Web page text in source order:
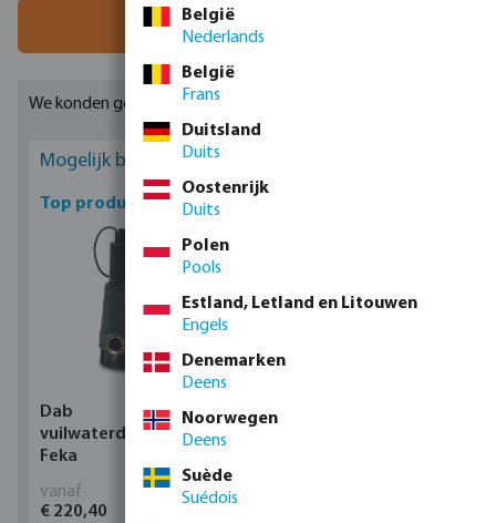
Hoogwaardige drukverhogingsinstallaties zoals de DAB Esybox
zijn ook verkrijgbaar in deze webshop.
Filter
We konden geen geschikte resultaten vinden
Mogelijk bent u geïnteresseerd
Top producten
Dab
vuilwaterdompelpomp,
Feka
vanaf
€ 220,40
Profec Kogelkraan
België
Nederlands
België
Frans
Duitsland
Duits
Oostenrijk
Duits
Polen
Pools
Estland, Letland en Litouwen
Engels
Denemarken
Deens
Noorwegen
Deens
Suède
Suédois